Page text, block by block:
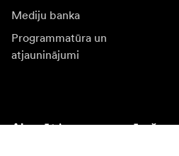
Mediju banka
Programmatūra un
atjauninājumi
Abonēt jaunumu saņēmšanu